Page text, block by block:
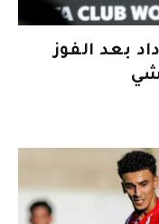
بعد الفوز